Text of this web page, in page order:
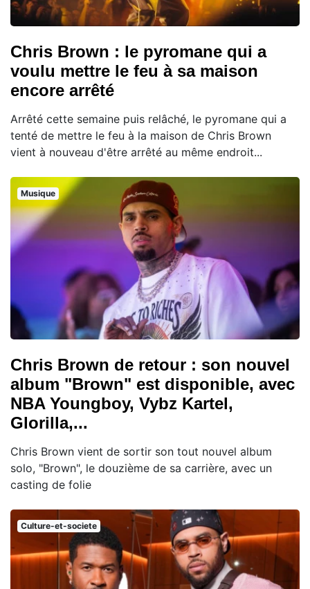
Chris Brown : le pyromane qui a
voulu mettre le feu à sa maison
encore arrêté
Arrêté cette semaine puis relâché, le pyromane qui a
tenté de mettre le feu à la maison de Chris Brown
vient à nouveau d'être arrêté au même endroit...
Musique
Chris Brown de retour : son nouvel
album "Brown" est disponible, avec
NBA Youngboy, Vybz Kartel,
Glorilla,...
Chris Brown vient de sortir son tout nouvel album
solo, "Brown", le douzième de sa carrière, avec un
casting de folie
Culture-et-societe